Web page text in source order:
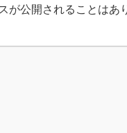
が公開されることはあ